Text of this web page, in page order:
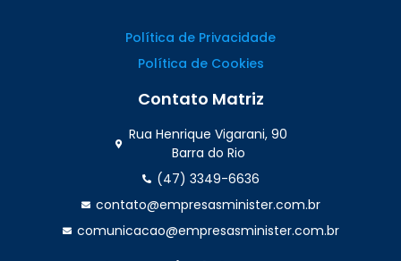
Política de Privacidade
Política de Cookies
Contato Matriz
Rua Henrique Vigarani, 90
Barra do Rio
(47) 3349-6636
contato@empresasminister.com.br
comunicacao@empresasminister.com.br